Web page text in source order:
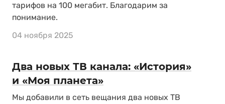
тарифов на 100 мегабит. Благодарим за
понимание.
04 ноября 2025
Два новых ТВ канала: «История»
и «Моя планета»
Мы добавили в сеть вещания два новых ТВ